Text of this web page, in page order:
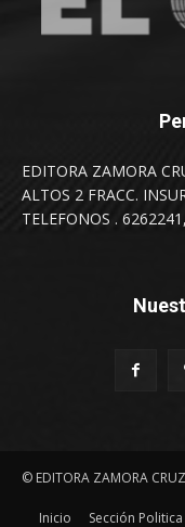
EDITORA ZAMORA
ALTOS 2 FRACC.
TELEFONOS .
© EDITORA ZAMORA
Inicio Sección Politica